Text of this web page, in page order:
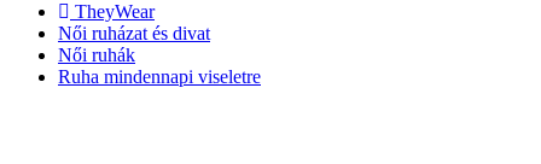
TheyWear
Női ruházat és divat
Női ruhák
Ruha mindennapi viseletre